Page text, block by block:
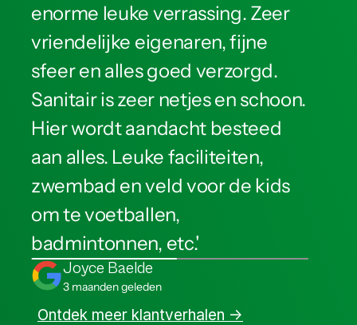
enorme leuke verrassing. Zeer
vriendelijke eigenaren, fijne
sfeer en alles goed verzorgd.
Sanitair is zeer netjes en schoon.
Hier wordt aandacht besteed
aan alles. Leuke faciliteiten,
zwembad en veld voor de kids
om te voetballen,
badmintonnen, etc.'
Joyce Baelde
3 maanden geleden
Ontdek meer klantverhalen ->